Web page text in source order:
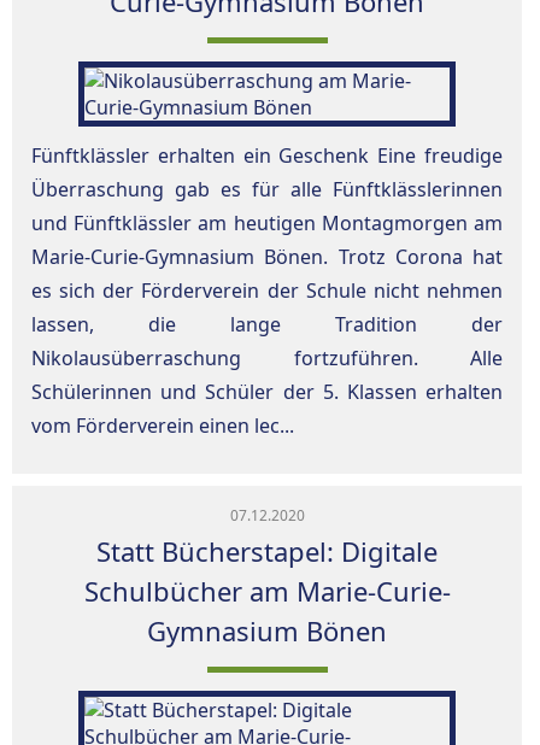
Fünftklässler erhalten ein Geschenk Eine freudige
Überraschung gab es für alle Fünftklässlerinnen
und Fünftklässler am heutigen Montagmorgen am
Marie-Curie-Gymnasium Bönen. Trotz Corona hat
es sich der Förderverein der Schule nicht nehmen
lassen, die lange Tradition der
Nikolausüberraschung fortzuführen. Alle
Schülerinnen und Schüler der 5. Klassen erhalten
vom Förderverein einen lec...
07.12.2020
Statt Bücherstapel: Digitale
Schulbücher am Marie-Curie-
Gymnasium Bönen